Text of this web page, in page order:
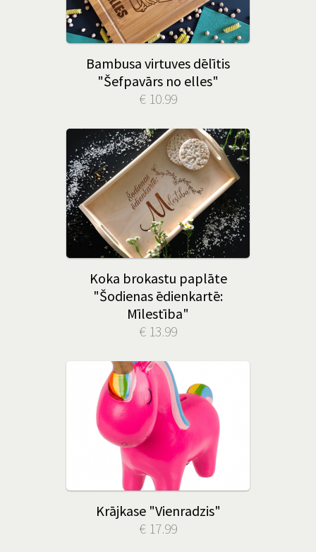
Bambusa virtuves dēlītis
"Šefpavārs no elles"
€ 10.99
Koka brokastu paplāte
"Šodienas ēdienkartē:
Mīlestība"
€ 13.99
Krājkase "Vienradzis"
€ 17.99